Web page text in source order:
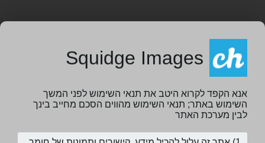
Squidge Images
אנא הקפד לקרוא היטב את תנאי השימוש לפני המשך
השימוש באתר; תנאי השימוש מהווים הסכם מחייב בינך
לבין מערכת האתר